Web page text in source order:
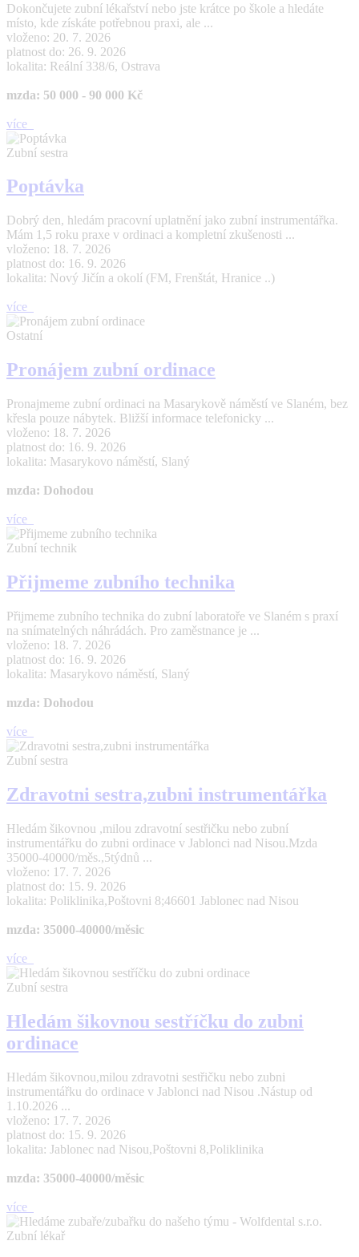
Dokončujete zubní lékařství nebo jste krátce po škole a hledáte
místo, kde získáte potřebnou praxi, ale ...
vloženo: 20. 7. 2026
platnost do: 26. 9. 2026
lokalita: Reální 338/6, Ostrava
mzda: 50 000 - 90 000 Kč
více
Zubní sestra
Poptávka
Dobrý den, hledám pracovní uplatnění jako zubní instrumentářka.
Mám 1,5 roku praxe v ordinaci a kompletní zkušenosti ...
vloženo: 18. 7. 2026
platnost do: 16. 9. 2026
lokalita: Nový Jičín a okolí (FM, Frenštát, Hranice ..)
více
Ostatní
Pronájem zubní ordinace
Pronajmeme zubní ordinaci na Masarykově náměstí ve Slaném, bez
křesla pouze nábytek. Bližší informace telefonicky ...
vloženo: 18. 7. 2026
platnost do: 16. 9. 2026
lokalita: Masarykovo náměstí, Slaný
mzda: Dohodou
více
Zubní technik
Přijmeme zubního technika
Přijmeme zubního technika do zubní laboratoře ve Slaném s praxí
na snímatelných náhrádách. Pro zaměstnance je ...
vloženo: 18. 7. 2026
platnost do: 16. 9. 2026
lokalita: Masarykovo náměstí, Slaný
mzda: Dohodou
více
Zubní sestra
Zdravotni sestra,zubni instrumentářka
Hledám šikovnou ,milou zdravotní sestřičku nebo zubní
instrumentářku do zubni ordinace v Jablonci nad Nisou.Mzda
35000-40000/měs.,5týdnů ...
vloženo: 17. 7. 2026
platnost do: 15. 9. 2026
lokalita: Poliklinika,Poštovni 8;46601 Jablonec nad Nisou
mzda: 35000-40000/měsic
více
Zubní sestra
Hledám šikovnou sestříčku do zubni
ordinace
Hledám šikovnou,milou zdravotni sestřičku nebo zubni
instrumentářku do ordinace v Jablonci nad Nisou .Nástup od
1.10.2026 ...
vloženo: 17. 7. 2026
platnost do: 15. 9. 2026
lokalita: Jablonec nad Nisou,Poštovni 8,Poliklinika
mzda: 35000-40000/měsic
více
Zubní lékař